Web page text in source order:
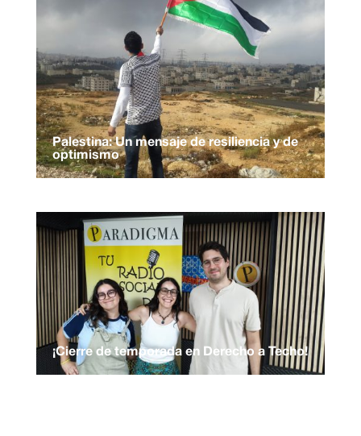
Palestina: Un mensaje de resiliencia y de
optimismo
¡Cierre de temporada en Derecho a Techo!